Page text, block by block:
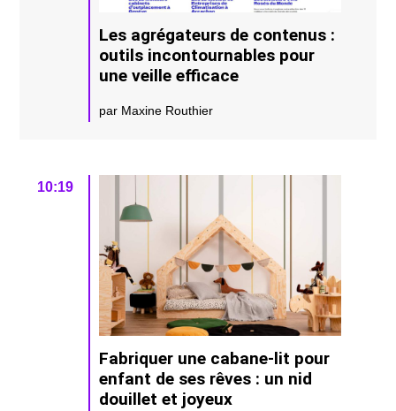
Les agrégateurs de contenus :
outils incontournables pour
une veille efficace
par Maxine Routhier
10:19
Fabriquer une cabane-lit pour
enfant de ses rêves : un nid
douillet et joyeux